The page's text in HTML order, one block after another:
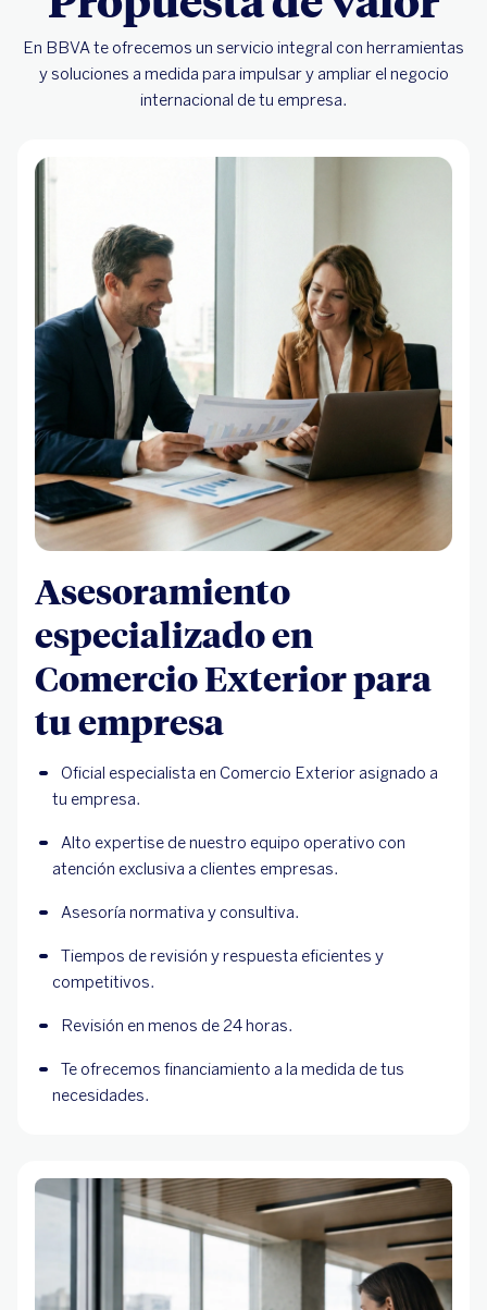
En BBVA te ofrecemos un servicio integral con herramientas
y soluciones a medida para impulsar y ampliar el negocio
internacional de tu empresa.
Asesoramiento
especializado en
Comercio Exterior para
tu empresa
Oficial especialista en Comercio Exterior asignado a
tu empresa.
Alto expertise de nuestro equipo operativo con
atención exclusiva a clientes empresas.
Asesoría normativa y consultiva.
Tiempos de revisión y respuesta eficientes y
competitivos.
Revisión en menos de 24 horas.
Te ofrecemos financiamiento a la medida de tus
necesidades.